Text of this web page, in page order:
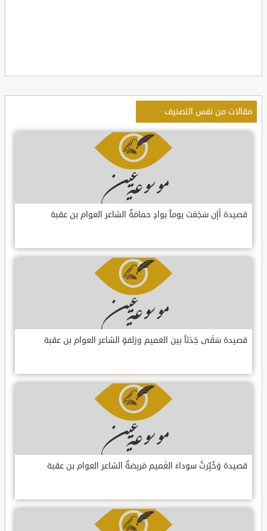
مقالات من نفس التصنيف
قصيدة أإن سَجَعَت يوماً بوادٍ حمامَةٌ الشاعر العوام بن عقبة
قصيدة سَقَى جَدَثاً بين الغميم وزلفةٍ الشاعر العوام بن عقبة
قصيدة وَخُبِّرتُ سوداءَ الغَميم مَريضةٌ الشاعر العوام بن عقبة